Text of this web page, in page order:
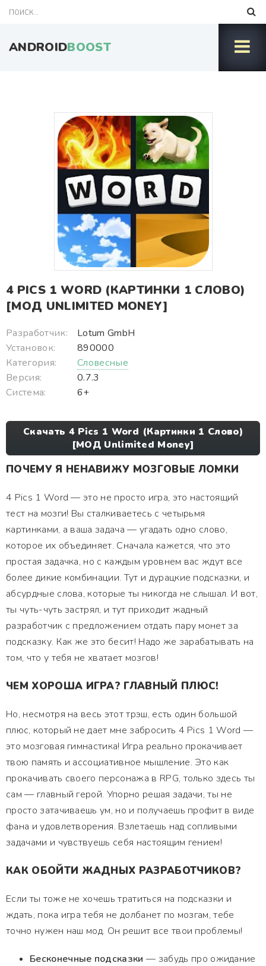
ANDROIDBOOST
4 PICS 1 WORD (КАРТИНКИ 1 СЛОВО)
[МОД UNLIMITED MONEY]
Разработчик:
Lotum GmbH
Установок:
890000
Категория:
Словесные
Версия:
0.7.3
Система:
6+
Скачать 4 Pics 1 Word (Картинки 1 Слово)
[МОД Unlimited Money]
ПОЧЕМУ Я НЕНАВИЖУ МОЗГОВЫЕ ЛОМКИ
4 Pics 1 Word — это не просто игра, это настоящий
тест на мозги! Вы сталкиваетесь с четырьмя
картинками, а ваша задача — угадать одно слово,
которое их объединяет. Сначала кажется, что это
простая задачка, но с каждым уровнем вас ждут все
более дикие комбинации. Тут и дурацкие подсказки, и
абсурдные слова, которые ты никогда не слышал. И вот,
ты чуть-чуть застрял, и тут приходит жадный
разработчик с предложением отдать пару монет за
подсказку. Как же это бесит! Надо же зарабатывать на
том, что у тебя не хватает мозгов!
ЧЕМ ХОРОША ИГРА? ГЛАВНЫЙ ПЛЮС!
Но, несмотря на весь этот трэш, есть один большой
плюс, который не дает мне забросить 4 Pics 1 Word —
это мозговая гимнастика! Игра реально прокачивает
твою память и ассоциативное мышление. Это как
прокачивать своего персонажа в RPG, только здесь ты
сам — главный герой. Упорно решая задачи, ты не
просто затачиваешь ум, но и получаешь профит в виде
фана и удовлетворения. Взлетаешь над сопливыми
задачами и чувствуешь себя настоящим гением!
КАК ОБОЙТИ ЖАДНЫХ РАЗРАБОТЧИКОВ?
Если ты тоже не хочешь тратиться на подсказки и
ждать, пока игра тебя не долбанет по мозгам, тебе
точно нужен наш мод. Он решит все твои проблемы!
Бесконечные подсказки — забудь про ожидание